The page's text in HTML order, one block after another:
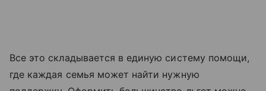
Все это складывается в единую систему помощи,
где каждая семья может найти нужную